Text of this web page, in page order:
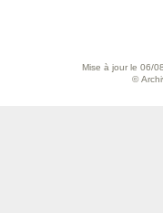
Mise à jour le 06/
©